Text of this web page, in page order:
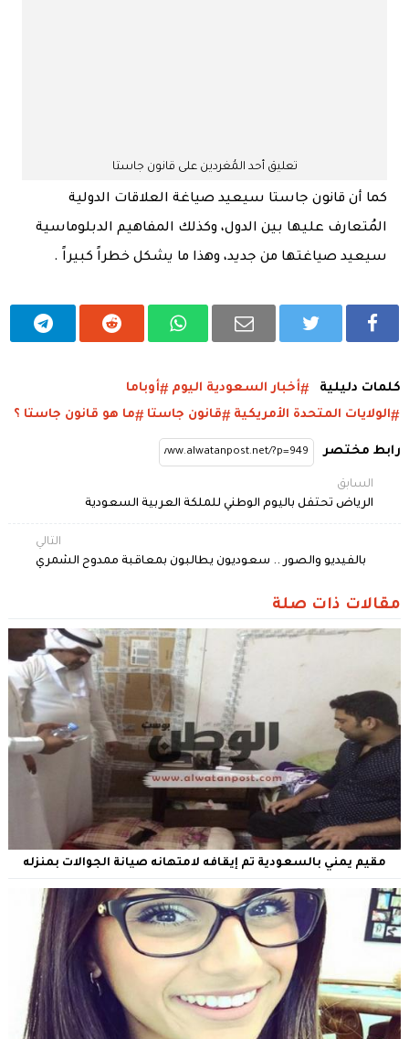
تعليق أحد المُغردين على قانون جاستا
كما أن قانون جاستا سيعيد صياغة العلاقات الدولية
المُتعارف عليها بين الدول، وكذلك المفاهيم الدبلوماسية
سيعيد صياغتها من جديد، وهذا ما يشكل خطراً كبيراً .
كلمات دليلية أخبار السعودية اليوم
أوباما
الولايات المتحدة الأمريكية
قانون جاستا ما هو قانون جاستا ؟
رابط مختصر
السابق
الرياض تحتفل باليوم الوطني للملكة العربية السعودية
التالي
بالفيديو والصور .. سعوديون يطالبون بمعاقبة ممدوح الشمري
مقالات ذات صلة
مقيم يمني بالسعودية تم إيقافه لامتهانه صيانة الجوالات بمنزله